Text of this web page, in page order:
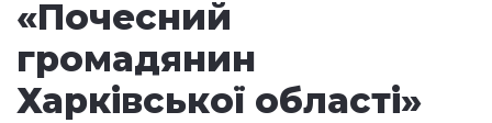
«Почесний
громадянин
Харківської області»